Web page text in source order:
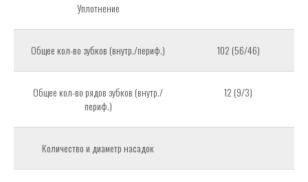
Уплотнение
Общее кол-во зубков (внутр./периф.) 102 (56/46)
Общее кол-во рядов зубков (внутр./
периф.)
12 (9/3)
Количество и диаметр насадок